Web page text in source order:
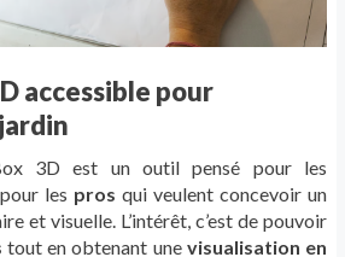
accessible pour
3D est un outil pensé pour les
les pros qui veulent concevoir un
et visuelle. L’intérêt, c’est de pouvoir
tout en obtenant une visualisation en